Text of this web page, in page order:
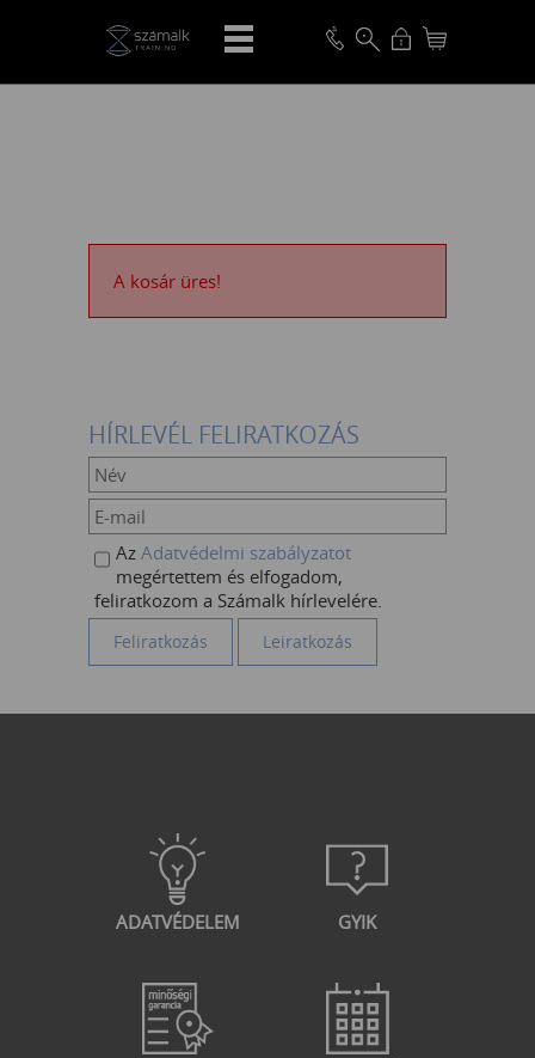
VISSZA
A kosár üres!
HÍRLEVÉL FELIRATKOZÁS
Az Adatvédelmi szabályzatot
megértettem és elfogadom,
feliratkozom a Számalk hírlevelére.
ADATVÉDELEM GYIK